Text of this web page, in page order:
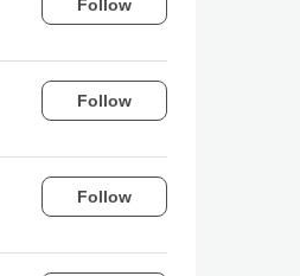
Follow
Follow
Follow